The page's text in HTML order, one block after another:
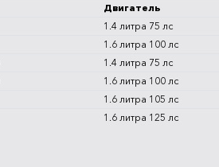
Двигатель
1.4 литра 75 лс
1.6 литра 100 лс
1.4 литра 75 лс
1.6 литра 100 лс
1.6 литра 105 лс
1.6 литра 125 лс